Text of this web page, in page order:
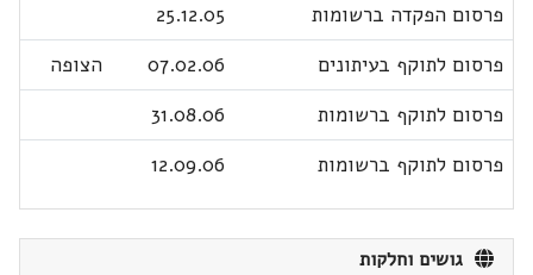
פרסום הפקדה ברשומות
25.12.05
פרסום לתוקף בעיתונים
07.02.06
הצופה
פרסום לתוקף ברשומות
31.08.06
פרסום לתוקף ברשומות
12.09.06
גושים וחלקות